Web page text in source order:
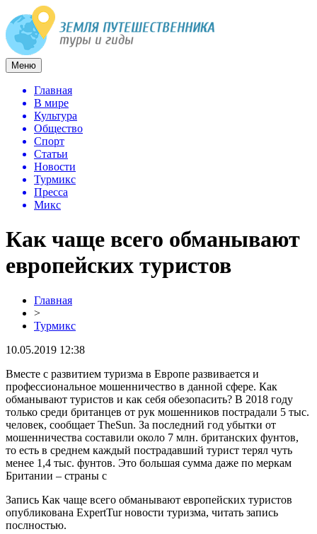
Меню
Главная
В мире
Культура
Общество
Спорт
Статьи
Новости
Турмикс
Пресса
Микс
Как чаще всего обманывают
европейских туристов
Главная
>
Турмикс
10.05.2019 12:38
Вместе с развитием туризма в Европе развивается и
профессиональное мошенничество в данной сфере. Как
обманывают туристов и как себя обезопасить? В 2018 году
только среди британцев от рук мошенников пострадали 5 тыс.
человек, сообщает TheSun. За последний год убытки от
мошенничества составили около 7 млн. британских фунтов,
то есть в среднем каждый пострадавший турист терял чуть
менее 1,4 тыс. фунтов. Это большая сумма даже по меркам
Британии – страны с
Запись Как чаще всего обманывают европейских туристов
опубликована ExpertTur новости туризма, читать запись
послностью.